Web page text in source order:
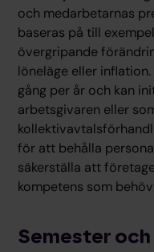
och medarbetarnas
baseras på till
övergripande
löneläge eller
gång per år och kan
arbetsgivaren eller
för att behålla
säkerställa att
kompetens som
Semester